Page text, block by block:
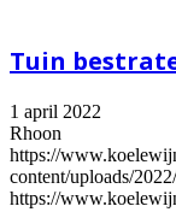
Tuin
1 april 2022
Rhoon
https://
content/uploads/
https://